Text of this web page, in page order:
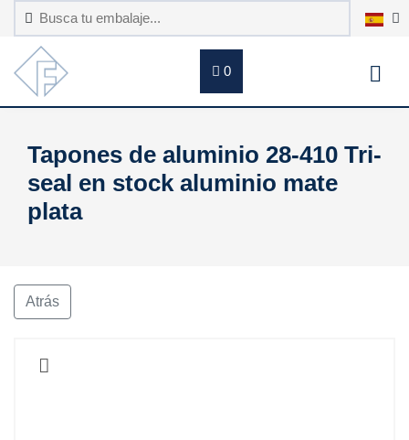
0
Tapones de aluminio 28-410 Tri-
seal en stock aluminio mate
plata
Atrás